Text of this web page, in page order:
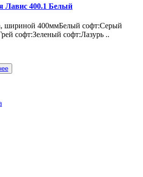
Лавис 400.1 Белый
шириной 400ммБелый софт:Серый
софт:Зеленый софт:Лазурь ..